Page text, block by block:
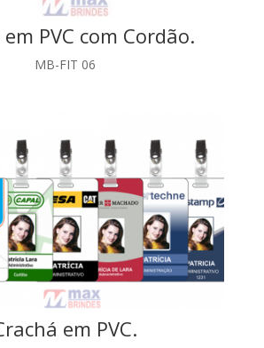
PVC com Cordão.
MB-FIT 06
em PVC.